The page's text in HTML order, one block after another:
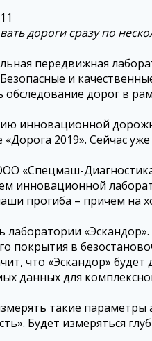
дороги сразу по
передвижная
и
дорог в
инновационной
«Дорога 2019». Сейчас
«Спецмаш-
инновационной
прогиба – причем на
лаборатории
покрытия в
что «Эскандор»
данных для
такие
Будет измеряться